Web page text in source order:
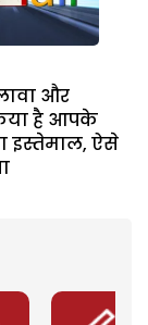
और
है आपके
इस्तेमाल, ऐसे